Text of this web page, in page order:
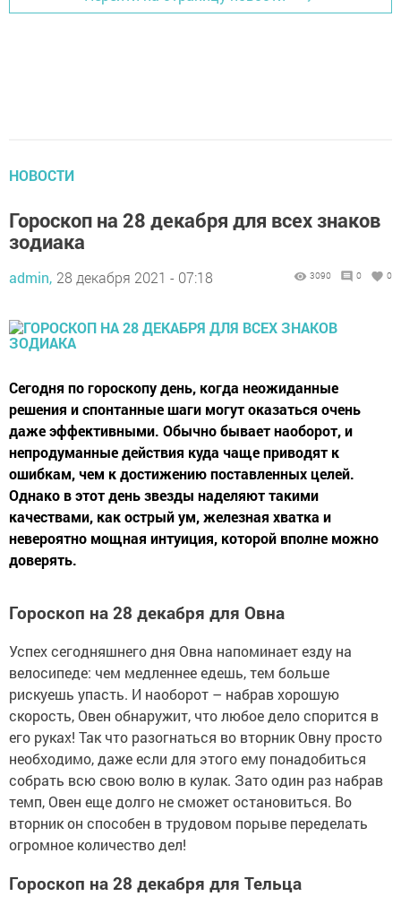
НОВОСТИ
Гороскоп на 28 декабря для всех знаков
зодиака
admin, 28 декабря 2021 - 07:18 3090 0 0
Сегодня по гороскопу день, когда неожиданные
решения и спонтанные шаги могут оказаться очень
даже эффективными. Обычно бывает наоборот, и
непродуманные действия куда чаще приводят к
ошибкам, чем к достижению поставленных целей.
Однако в этот день звезды наделяют такими
качествами, как острый ум, железная хватка и
невероятно мощная интуиция, которой вполне можно
доверять.
Гороскоп на 28 декабря для Овна
Успех сегодняшнего дня Овна напоминает езду на
велосипеде: чем медленнее едешь, тем больше
рискуешь упасть. И наоборот – набрав хорошую
скорость, Овен обнаружит, что любое дело спорится в
его руках! Так что разогнаться во вторник Овну просто
необходимо, даже если для этого ему понадобиться
собрать всю свою волю в кулак. Зато один раз набрав
темп, Овен еще долго не сможет остановиться. Во
вторник он способен в трудовом порыве переделать
огромное количество дел!
Гороскоп на 28 декабря для Тельца